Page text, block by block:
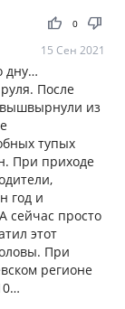
thumb_up thumb_down
0
15 Сен 2021
дну…
После
вышвырнули из
тупых
При приходе
год и
сейчас просто
этот
При
регионе